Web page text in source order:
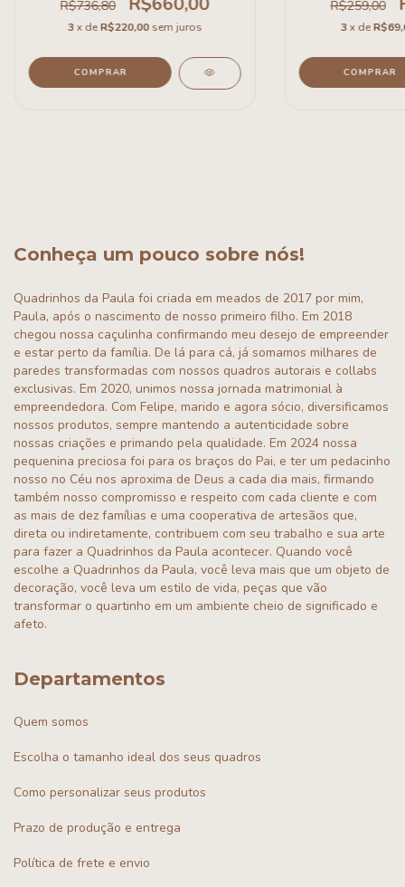
R$736,80
3x deR$220,00sem juros
R$259,00
3x de
Conheça um pouco sobre nós!
Quadrinhos da Paula foi criada em meados de 2017 por mim,
Paula, após o nascimento de nosso primeiro filho. Em 2018
chegou nossa caçulinha confirmando meu desejo de empreender
e estar perto da família. De lá para cá, já somamos milhares de
paredes transformadas com nossos quadros autorais e collabs
exclusivas. Em 2020, unimos nossa jornada matrimonial à
empreendedora. Com Felipe, marido e agora sócio, diversificamos
nossos produtos, sempre mantendo a autenticidade sobre
nossas criações e primando pela qualidade. Em 2024 nossa
pequenina preciosa foi para os braços do Pai, e ter um pedacinho
nosso no Céu nos aproxima de Deus a cada dia mais, firmando
também nosso compromisso e respeito com cada cliente e com
as mais de dez famílias e uma cooperativa de artesãos que,
direta ou indiretamente, contribuem com seu trabalho e sua arte
para fazer a Quadrinhos da Paula acontecer. Quando você
escolhe a Quadrinhos da Paula, você leva mais que um objeto de
decoração, você leva um estilo de vida, peças que vão
transformar o quartinho em um ambiente cheio de significado e
afeto.
Departamentos
Quem somos
Escolha o tamanho ideal dos seus quadros
Como personalizar seus produtos
Prazo de produção e entrega
Política de frete e envio